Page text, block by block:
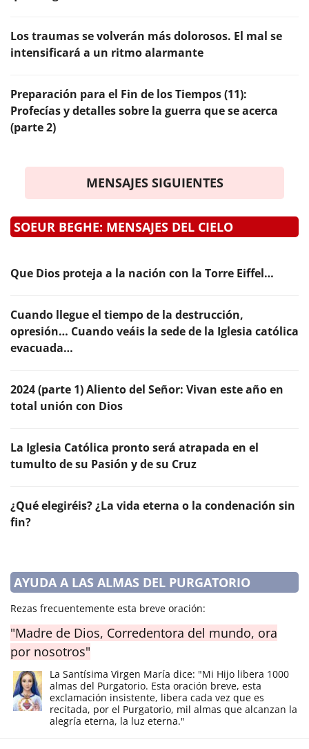
Los traumas se volverán más dolorosos. El mal se
intensificará a un ritmo alarmante
Preparación para el Fin de los Tiempos (11):
Profecías y detalles sobre la guerra que se acerca
(parte 2)
MENSAJES SIGUIENTES
SOEUR BEGHE: MENSAJES DEL CIELO
Que Dios proteja a la nación con la Torre Eiffel…
Cuando llegue el tiempo de la destrucción,
opresión… Cuando veáis la sede de la Iglesia católica
evacuada…
2024 (parte 1) Aliento del Señor: Vivan este año en
total unión con Dios
La Iglesia Católica pronto será atrapada en el
tumulto de su Pasión y de su Cruz
¿Qué elegiréis? ¿La vida eterna o la condenación sin
fin?
AYUDA A LAS ALMAS DEL PURGATORIO
Rezas frecuentemente esta breve oración:
"Madre de Dios, Corredentora del mundo, ora
por nosotros"
La Santísima Virgen María dice: "Mi Hijo libera 1000
almas del Purgatorio. Esta oración breve, esta
exclamación insistente, libera cada vez que es
recitada, por el Purgatorio, mil almas que alcanzan la
alegría eterna, la luz eterna."